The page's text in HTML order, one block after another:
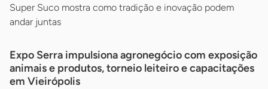
Super Suco mostra como tradição e inovação podem
andar juntas
Expo Serra impulsiona agronegócio com exposição
animais e produtos, torneio leiteiro e capacitações
em Vieirópolis